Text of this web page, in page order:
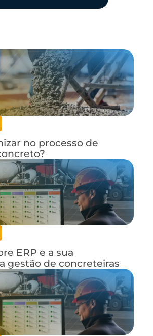
no processo de
ERP e a sua
gestão de concreteiras